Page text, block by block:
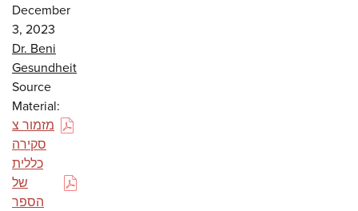
December
3, 2023
Dr. Beni
Gesundheit
Source
Material:
מזמור צ
(PDF)
סקירה
כללית
של
הספר
(PDF)